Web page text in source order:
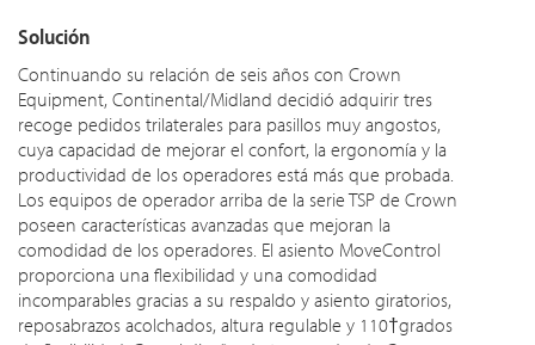
Solución
Continuando su relación de seis años con Crown
Equipment, Continental/Midland decidió adquirir tres
recoge pedidos trilaterales para pasillos muy angostos,
cuya capacidad de mejorar el confort, la ergonomía y la
productividad de los operadores está más que probada.
Los equipos de operador arriba de la serie TSP de Crown
poseen características avanzadas que mejoran la
comodidad de los operadores. El asiento MoveControl
proporciona una flexibilidad y una comodidad
incomparables gracias a su respaldo y asiento giratorios,
reposabrazos acolchados, altura regulable y 110†grados